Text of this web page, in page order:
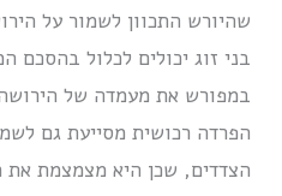
שהיורש התכוון לשמור על
בני זוג יכולים לכלול בהסכם
במפורש את מעמדה של
הפרדה רכושית מסייעת גם
הצדדים, שכן היא מצמצמת את